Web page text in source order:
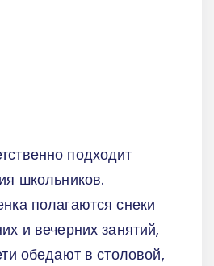
подходит
школьников.
полагаются снеки
и вечерних занятий,
обедают в столовой,